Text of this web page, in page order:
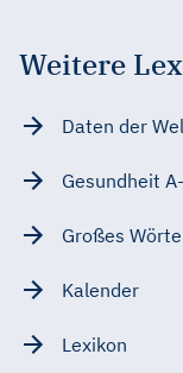
Weitere
Daten der
Gesundheit
Großes
Kalender
Lexikon